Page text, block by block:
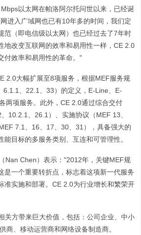
以太网在帕洛阿尔托问世以来，已经诞
进入广域网也已有10年多的时间，我们定
范（即电信级以太网）也已经过去了7年时
地改变互联网的效率和易用性一样，CE 2.0
付效率和易用性的革命。"
2.0大幅扩展至8项服务，根据MEF服务规
6.1.1、22.1、33）的定义，E-Line、E-
两项服务。此外，CE 2.0通过综合交付
10.2.1、26.1）、实施协议（MEF 13、
7.1、16、17、30、31），具备强大的
目标的多服务类别、互连和可管理性。
Nan Chen）表示："2012年，关键MEF规
是一个重要转折点，标志着这项新一代服务
准实施和部署。CE 2.0为行业增长和繁荣开
关方带来巨大价值，包括：公司企业、中小
商、移动运营商和网络设备制造商。